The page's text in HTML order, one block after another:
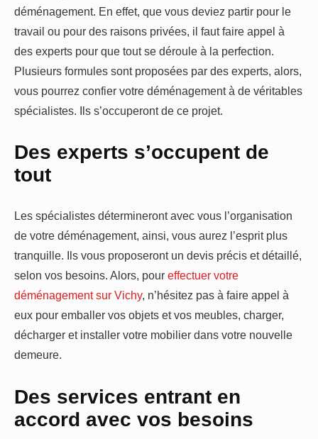
déménagement. En effet, que vous deviez partir pour le
travail ou pour des raisons privées, il faut faire appel à
des experts pour que tout se déroule à la perfection.
Plusieurs formules sont proposées par des experts, alors,
vous pourrez confier votre déménagement à de véritables
spécialistes. Ils s’occuperont de ce projet.
Des experts s’occupent de
tout
Les spécialistes détermineront avec vous l’organisation
de votre déménagement, ainsi, vous aurez l’esprit plus
tranquille. Ils vous proposeront un devis précis et détaillé,
selon vos besoins. Alors, pour effectuer votre
déménagement sur Vichy, n’hésitez pas à faire appel à
eux pour emballer vos objets et vos meubles, charger,
décharger et installer votre mobilier dans votre nouvelle
demeure.
Des services entrant en
accord avec vos besoins